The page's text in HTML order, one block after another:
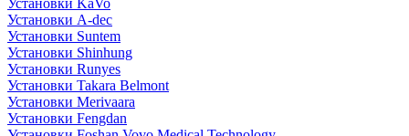
Установки KaVo
Установки A-dec
Установки Suntem
Установки Shinhung
Установки Runyes
Установки Takara Belmont
Установки Merivaara
Установки Fengdan